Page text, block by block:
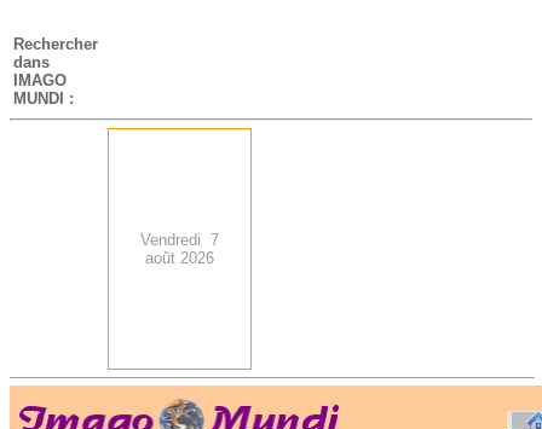
-
Rechercher
dans
IMAGO
MUNDI :
Vendredi 7
août 2026